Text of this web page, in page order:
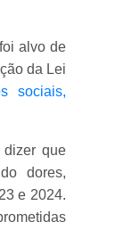
alvo de
da Lei
sociais,
dizer que
dores,
e 2024.